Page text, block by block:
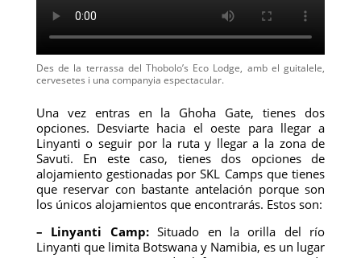
Des de la terrassa del Thobolo’s Eco Lodge, amb el guitalele,
cervesetes i una companyia espectacular.
Una vez entras en la Ghoha Gate, tienes dos
opciones. Desviarte hacia el oeste para llegar a
Linyanti o seguir por la ruta y llegar a la zona de
Savuti. En este caso, tienes dos opciones de
alojamiento gestionadas por SKL Camps que tienes
que reservar con bastante antelación porque son
los únicos alojamientos que encontrarás. Estos son:
– Linyanti Camp:Situado en la orilla del río
Linyanti que limita Botswana y Namibia, es un lugar